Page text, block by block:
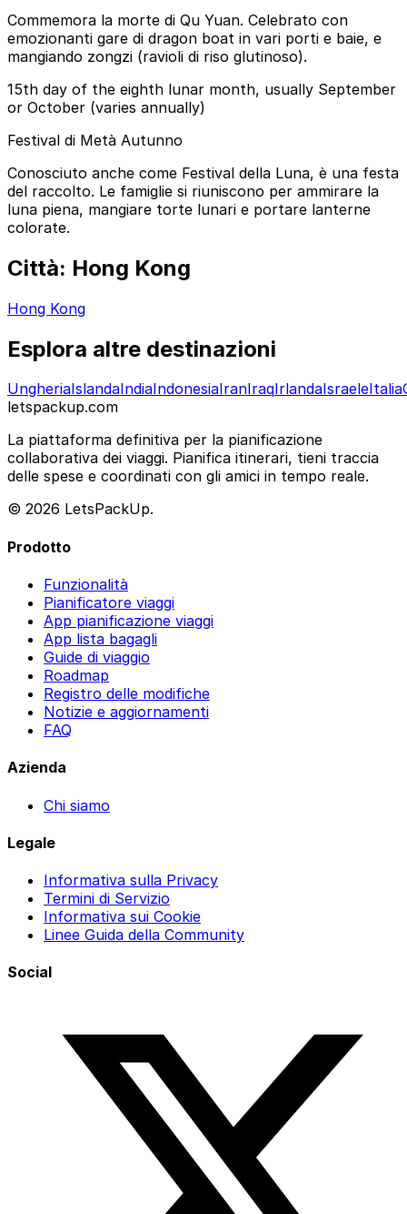
Commemora la morte di Qu Yuan. Celebrato con
emozionanti gare di dragon boat in vari porti e baie, e
mangiando zongzi (ravioli di riso glutinoso).
15th day of the eighth lunar month, usually September
or October (varies annually)
Festival di Metà Autunno
Conosciuto anche come Festival della Luna, è una festa
del raccolto. Le famiglie si riuniscono per ammirare la
luna piena, mangiare torte lunari e portare lanterne
colorate.
Città: Hong Kong
Hong Kong
Esplora altre destinazioni
UngheriaIslandaIndiaIndonesiaIranIraqIrlandaIsraeleItalia
letspackup.com
La piattaforma definitiva per la pianificazione
collaborativa dei viaggi. Pianifica itinerari, tieni traccia
delle spese e coordinati con gli amici in tempo reale.
© 2026 LetsPackUp.
Prodotto
Funzionalità
Pianificatore viaggi
App pianificazione viaggi
App lista bagagli
Guide di viaggio
Roadmap
Registro delle modifiche
Notizie e aggiornamenti
FAQ
Azienda
Chi siamo
Legale
Informativa sulla Privacy
Termini di Servizio
Informativa sui Cookie
Linee Guida della Community
Social